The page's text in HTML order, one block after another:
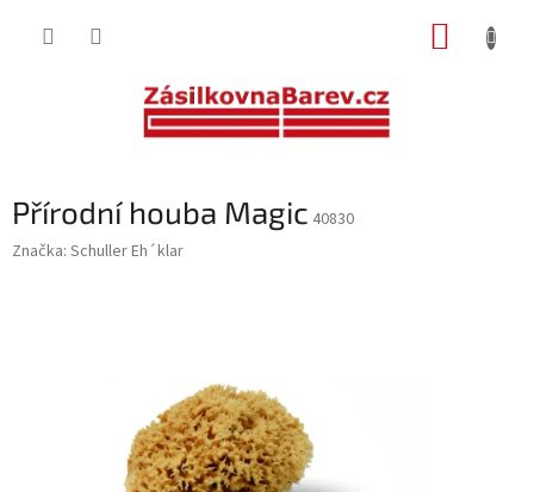
Přírodní houba Magic 40830
Značka: Schuller Eh´klar